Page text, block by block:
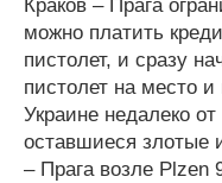
Краков – Прага
можно платить
пистолет, и сразу
пистолет на место
Украине недалеко
оставшиеся злотые
– Прага возле Plzen